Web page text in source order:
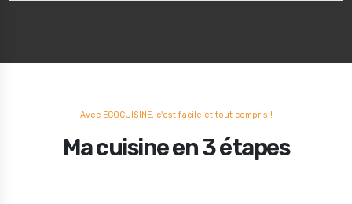
Avec ECOCUISINE, c'est facile et tout compris !
Ma cuisine en 3 étapes